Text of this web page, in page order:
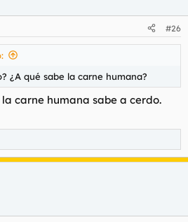
#26
¿A qué sabe la carne humana?
carne humana sabe a cerdo.